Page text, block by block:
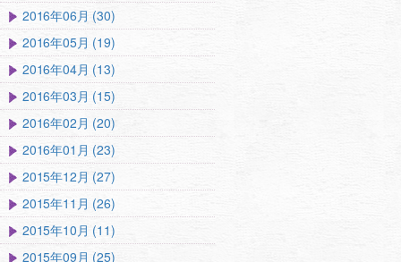
2016年06月 (30)
2016年05月 (19)
2016年04月 (13)
2016年03月 (15)
2016年02月 (20)
2016年01月 (23)
2015年12月 (27)
2015年11月 (26)
2015年10月 (11)
2015年09月 (25)